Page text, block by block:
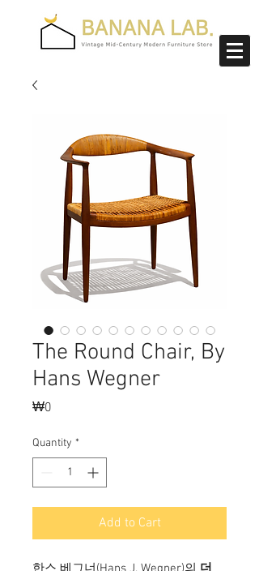
The Round Chair, By
Hans Wegner
₩0
Quantity *
Add to Cart